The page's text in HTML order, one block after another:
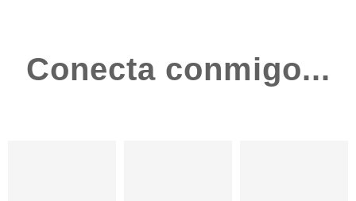
Conecta conmigo...